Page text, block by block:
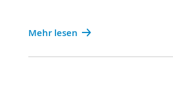
Mehr lesen